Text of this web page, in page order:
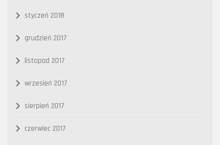
styczeń 2018
grudzień 2017
listopad 2017
wrzesień 2017
sierpień 2017
czerwiec 2017